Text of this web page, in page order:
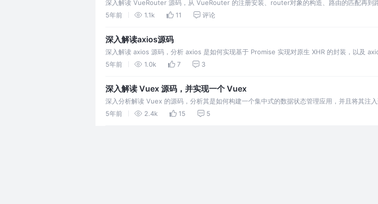
深入解读 VueRouter 源码，从 VueRouter 的注册安装、router对象的构造、路由的匹配再到
的实现原理。
5年前 1.1k 11 评论
深入解读axios源码
深入解读 axios 源码，分析 axios 是如何实现基于 Promise 实现对原生 XHR 的封装，以及
5年前
1.0k 7 3
深入解读 Vuex 源码，并实现一个 Vuex
深入分析解读 Vuex 的源码，分析其是如何构建一个集中式的数据状态管理应用，并且将其注入
5年前
2.4k 15 5